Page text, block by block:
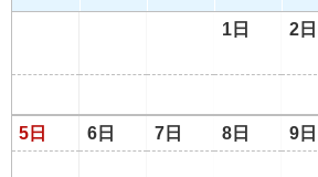
1日 2日
5日 6日 7日 8日 9日